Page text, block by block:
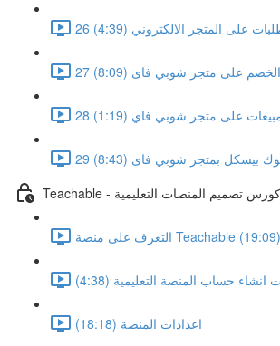
على المتجر الالكتروني (4:39)
الخصم على متجر شوبي فاى (8:09)
على متجر شوبي فاي (1:19)
بيسكل بمتجر شوبي فاى (8:43)
Teachable - كورس تصميم المنصات التعليمية
التعرف على منصة Teachable (19:09)
حساب المنصة التعليمية (4:38)
اعدادات المنصة (18:18)